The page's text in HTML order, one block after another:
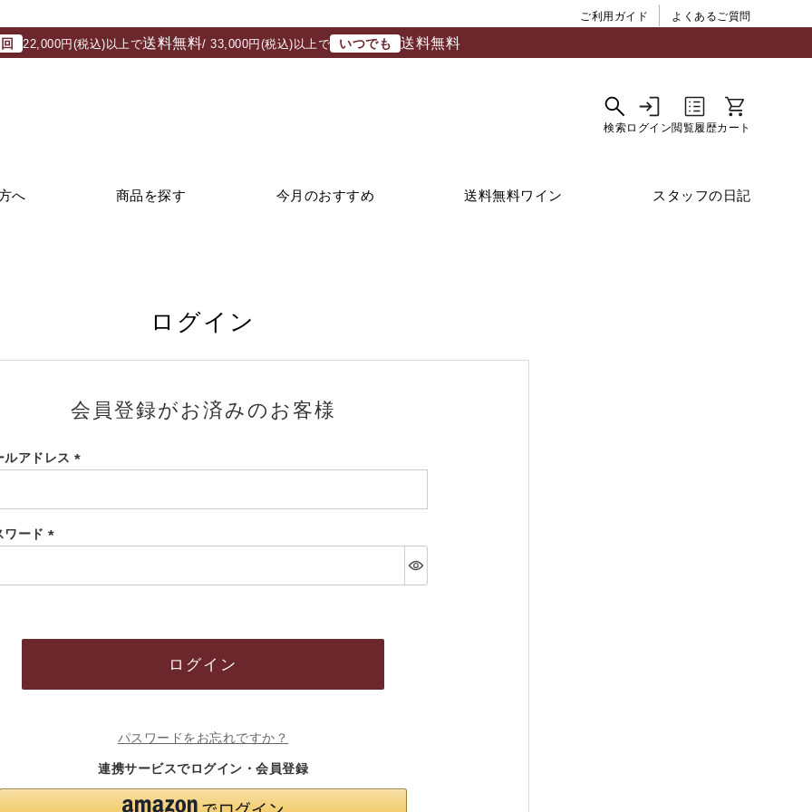
ご利用ガイド よくあるご質問
22,000円(税込)以上で送料無料/ 33,000円(税込)以上で いつでも 送料無料
へ 商品を探す 今月のおすすめ 送料無料ワイン スタッフの日記
ログイン
会員登録がお済みのお客様
ルアドレス
須)
ワード
須)
ログイン
パスワードをお忘れですか？
連携サービスでログイン・会員登録